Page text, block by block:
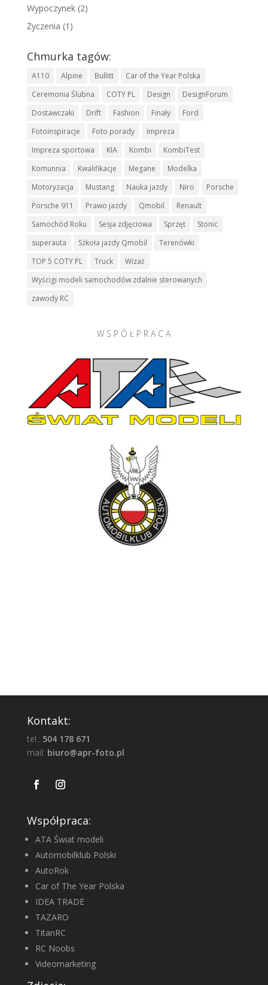
Wypoczynek(2)
Życzenia (1)
Chmurka tagów:
A110 Alpine Bullitt
Car of the Year Polska
Ceremonia Ślubna
COTY PL Design
DesignForum
Dostawczaki
Drift Fashion Finały
Ford
Fotoinspiracje
Foto porady
Impreza
Impreza sportowa
KIA Kombi
KombiTest
Komunnia
Kwalifikacje Megane
Modelka
Motoryzacja
Mustang Nauka jazdy Niro
Porsche
Porsche 911
Prawo jazdy Qmobil
Renault
Samochód Roku
Sesja zdjęciowa Sprzęt
Stonic
superauta
Szkoła jazdy Qmobil
Terenówki
TOP 5 COTY PL
Truck
Wizaż
Wyścigi modeli samochodów zdalnie sterowanych
zawody RC
W S P Ó Ł P R A C A
Kontakt:
tel.: 504 178 671
mail: biuro@apr-foto.pl
Współpraca:
ATA Świat modeli
Automobilklub Polski
AutoRok
Car of The Year Polska
IDEA TRADE
TAZARO
TitanRC
RC Noobs
Videomarketing